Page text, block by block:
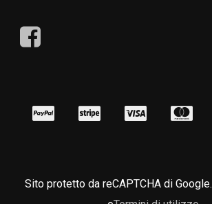
Sito protetto da reCAPTCHA di Google.